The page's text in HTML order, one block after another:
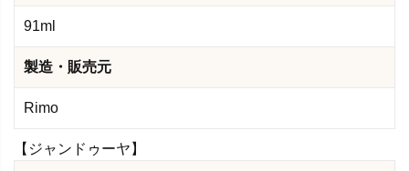
91ml
製造・販売元
Rimo
【ジャンドゥーヤ】